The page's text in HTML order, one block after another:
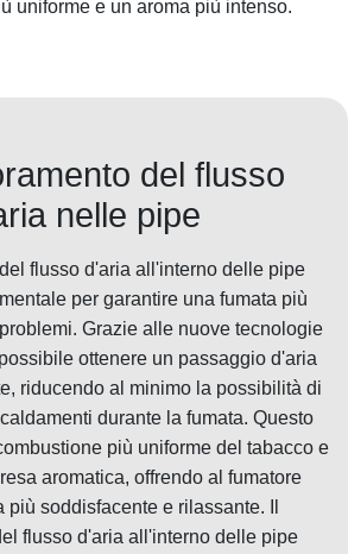
uniforme e un aroma più intenso.
del flusso
nelle pipe
flusso d'aria all'interno delle pipe
per garantire una fumata più
Grazie alle nuove tecnologie
ottenere un passaggio d'aria
riducendo al minimo la possibilità di
durante la fumata. Questo
più uniforme del tabacco e
aromatica, offrendo al fumatore
più soddisfacente e rilassante. Il
flusso d'aria all'interno delle pipe